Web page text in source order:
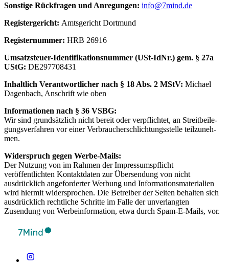
Sons­tige Rück­fra­gen und Anre­gun­gen: info@7mind.de
Regis­ter­ge­richt: Amts­ge­richt Dort­mund
Regis­ter­num­mer: HRB 26916
Umsatzs­teuer-Iden­ti­fi­ka­tions­num­mer (USt-IdNr.) gem. § 27a
UStG: DE297708431
Inhalt­lich Verant­wort­li­cher nach § 18 Abs. 2 MStV: Michael
Dagenbach, Anschrift wie oben
Infor­ma­tio­nen nach § 36 VSBG:
Wir sind grund­sätz­lich nicht bereit oder verp­flich­tet, an Streit­bei­le­
gung­sver­fah­ren vor einer Ver­brau­cher­schlich­tungs­s­telle teil­zu­neh­
men.
Widerspruch gegen Werbe-Mails:
Der Nutzung von im Rahmen der Impressumspflicht
veröffentlichten Kontaktdaten zur Übersendung von nicht
ausdrücklich angeforderter Werbung und Informationsmaterialien
wird hiermit widersprochen. Die Betreiber der Seiten behalten sich
ausdrücklich rechtliche Schritte im Falle der unverlangten
Zusendung von Werbeinformation, etwa durch Spam-E-Mails, vor.